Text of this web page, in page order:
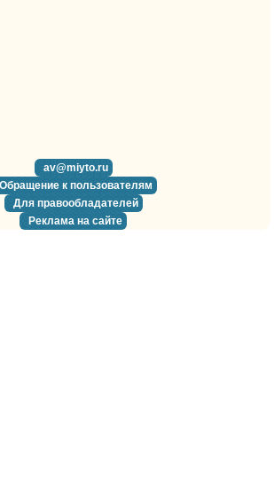
av@miyto.ru
Обращение к пользователям
Для правообладателей
Реклама на сайте